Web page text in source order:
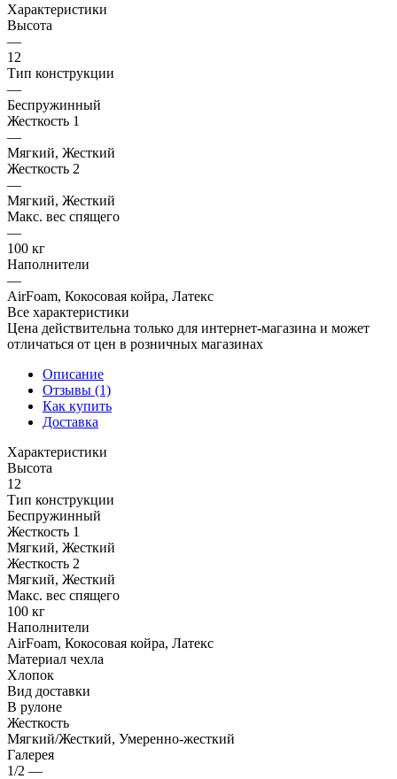
Характеристики
Высота
—
12
Тип конструкции
—
Беспружинный
Жесткость 1
—
Мягкий, Жесткий
Жесткость 2
—
Мягкий, Жесткий
Макс. вес спящего
—
100 кг
Наполнители
—
AirFoam, Кокосовая койра, Латекс
Все характеристики
Цена действительна только для интернет-магазина и может
отличаться от цен в розничных магазинах
Описание
Отзывы (1)
Как купить
Доставка
Характеристики
Высота
12
Тип конструкции
Беспружинный
Жесткость 1
Мягкий, Жесткий
Жесткость 2
Мягкий, Жесткий
Макс. вес спящего
100 кг
Наполнители
AirFoam, Кокосовая койра, Латекс
Материал чехла
Хлопок
Вид доставки
В рулоне
Жесткость
Мягкий/Жесткий, Умеренно-жесткий
Галерея
1/2 —